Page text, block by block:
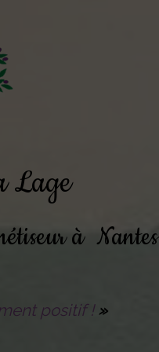
Lage
à Nantes
positif ! »